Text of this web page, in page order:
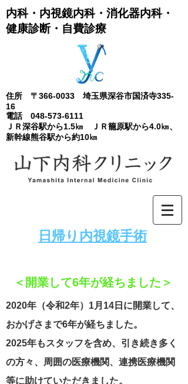
内科・内視鏡内科​・消化器内科・
健康診断・自費診療
住所 〒366-0033 埼玉県深谷市国済寺335-
16
電話048-573-6111
ＪＲ深谷駅から1.5㎞ ＪＲ籠原駅から4.0㎞、
新幹線熊谷駅から約10㎞
​日帰り内視鏡手術
＜開業して6年が経ちました＞
2020年（令和2年）1月14日に開業して、
おかげさまで6年が経ちました。
2025年も スタッフを含め、引き続き多く
の方々、
周囲の医療機関、連携医療機関
等に助けていただきました。